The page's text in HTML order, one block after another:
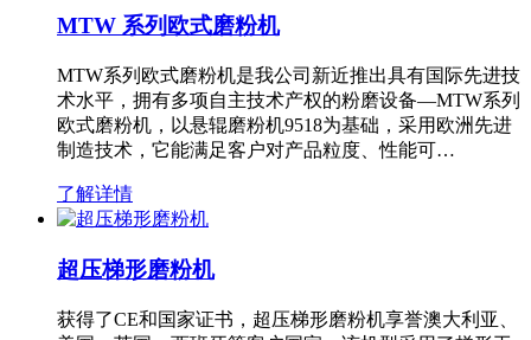
MTW 系列欧式磨粉机
MTW系列欧式磨粉机是我公司新近推出具有国际先进技
术水平，拥有多项自主技术产权的粉磨设备—MTW系列
欧式磨粉机，以悬辊磨粉机9518为基础，采用欧洲先进
制造技术，它能满足客户对产品粒度、性能可…
了解详情
超压梯形磨粉机
获得了CE和国家证书，超压梯形磨粉机享誉澳大利亚、